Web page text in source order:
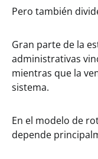
Pero también
Gran parte de la
administrativas
mientras que la
sistema.
En el modelo de
depende